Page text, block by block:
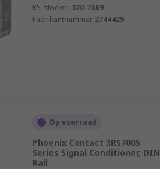
RS-stocknr. 370-7669
Fabrikantnummer 2744429
Op voorraad
Phoenix Contact 3RS7005
Series Signal Conditioner, DIN
Rail